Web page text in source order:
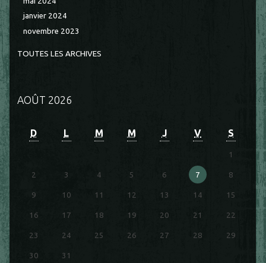
janvier 2024
novembre 2023
TOUTES LES ARCHIVES
AOÛT 2026
D L M M J V S
1
2 3 4 5 6 7 8
9 10 11 12 13 14 15
16 17 18 19 20 21 22
23 24 25 26 27 28 29
30 31